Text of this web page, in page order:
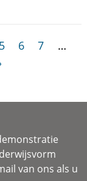
5 6 7
…
van ons als u